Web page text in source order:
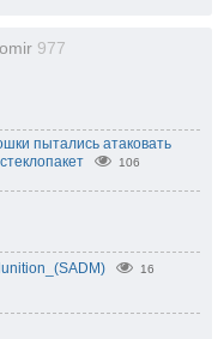
977
пытались атаковать
106
16